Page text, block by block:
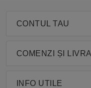
CONTUL TAU
COMENZI ȘI
INFO UTILE